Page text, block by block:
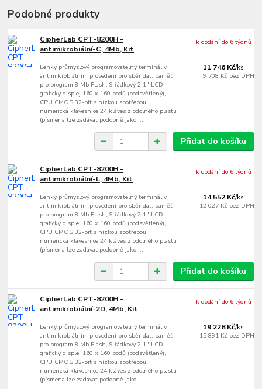
Podobné produkty
CipherLab CPT-8200H -
antimikrobiální-C, 4Mb, Kit
Lehký průmyslový programovatelný terminál v
antimikrobiálním provedení pro sběr dat, paměť
pro program 8 Mb Flash, 9 řádkový 2.1" LCD
grafický displej 160 x 160 bodů (podsvětlený),
CPU CMOS 32-bit s nízkou spotřebou,
numerická klávesnice 24 kláves z odolného plastu
(písmena lze zadávat podobně jako ...
11 746 Kč/ks
9 708 Kč bez DPH
k dodání do 6 týdnů
Přidat do košíku
CipherLab CPT-8200H -
antimikrobiální-L, 4Mb, Kit
Lehký průmyslový programovatelný terminál v
antimikrobiálním provedení pro sběr dat, paměť
pro program 8 Mb Flash, 9 řádkový 2.1" LCD
grafický displej 160 x 160 bodů (podsvětlený),
CPU CMOS 32-bit s nízkou spotřebou,
numerická klávesnice 24 kláves z odolného plastu
(písmena lze zadávat podobně jako ...
14 552 Kč/ks
12 027 Kč bez DPH
k dodání do 6 týdnů
Přidat do košíku
CipherLab CPT-8200H -
antimikrobiální-2D, 4Mb, Kit
Lehký průmyslový programovatelný terminál v
antimikrobiálním provedení pro sběr dat, paměť
pro program 8 Mb Flash, 9 řádkový 2.1" LCD
grafický displej 160 x 160 bodů (podsvětlený),
CPU CMOS 32-bit s nízkou spotřebou,
numerická klávesnice 24 kláves z odolného plastu
(písmena lze zadávat podobně jako ...
19 228 Kč/ks
15 891 Kč bez DPH
k dodání do 6 týdnů